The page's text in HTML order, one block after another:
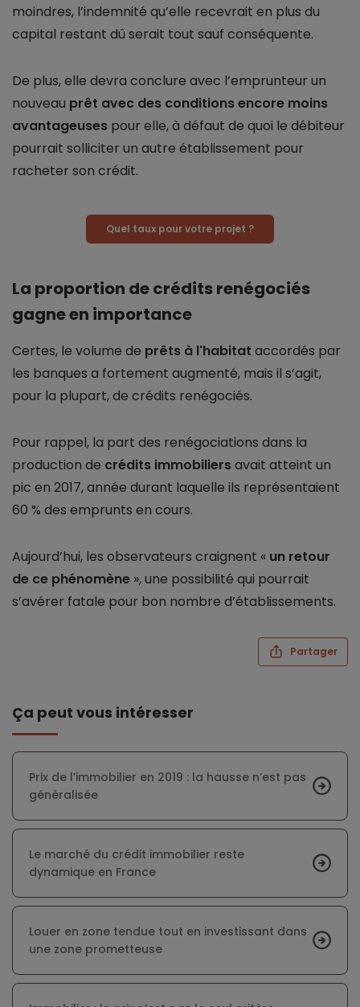
moindres, l’indemnité qu’elle recevrait en plus du
capital restant dû serait tout sauf conséquente.
De plus, elle devra conclure avec l’emprunteur un
nouveau prêt avec des conditions encore moins
avantageuses pour elle, à défaut de quoi le débiteur
pourrait solliciter un autre établissement pour
racheter son crédit.
Quel taux pour votre projet ?
La proportion de crédits renégociés
gagne en importance
Certes, le volume de prêts à l'habitat accordés par
les banques a fortement augmenté, mais il s’agit,
pour la plupart, de crédits renégociés.
Pour rappel, la part des renégociations dans la
production de crédits immobiliersavait atteint un
pic en 2017, année durant laquelle ils représentaient
60 % des emprunts en cours.
Aujourd’hui, les observateurs craignent « un retour
de ce phénomène », une possibilité qui pourrait
s’avérer fatale pour bon nombre d’établissements.
Partager
Ça peut vous intéresser
Prix de l’immobilier en 2019 : la hausse n’est pas
généralisée
Le marché du crédit immobilier reste
dynamique en France
Louer en zone tendue tout en investissant dans
une zone prometteuse